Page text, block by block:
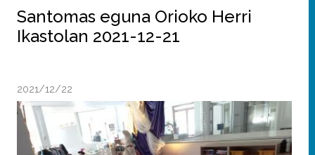
Santomas eguna Orioko Herri
Ikastolan 2021-12-21
2021/12/22